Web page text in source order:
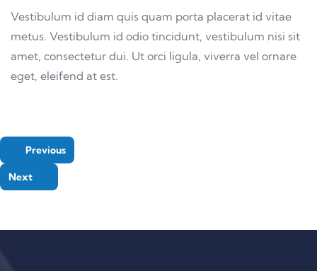
Vestibulum id diam quis quam porta placerat id vitae
metus. Vestibulum id odio tincidunt, vestibulum nisi sit
amet, consectetur dui. Ut orci ligula, viverra vel ornare
eget, eleifend at est.
Previous
Next